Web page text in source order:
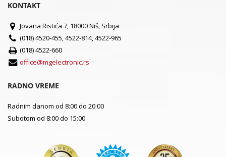
KONTAKT
Jovana Ristića 7, 18000 Niš, Srbija
(018) 4520-455, 4522-814, 4522-965
(018) 4522-660
office@mgelectronic.rs
RADNO VREME
Radnim danom od 8:00 do 20:00
Subotom od 8:00 do 15:00